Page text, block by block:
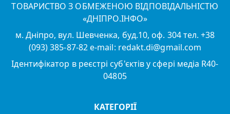
ТОВАРИСТВО З ОБМЕЖЕНОЮ ВІДПОВІДАЛЬНІСТЮ
«ДНІПРО.ІНФО»
м. Дніпро, вул. Шевченка, буд.10, оф. 304 тел. +38
(093) 385-87-82 e-mail: redakt.di@gmail.com
Ідентифікатор в реєстрі суб'єктів у сфері медіа R40-
04805
КАТЕГОРІЇ